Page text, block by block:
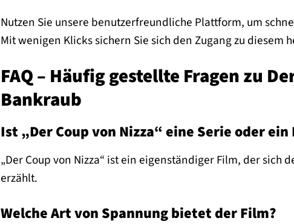
Nutzen Sie unsere benutzerfreundliche Plattform, um
Mit wenigen Klicks sichern Sie sich den Zugang zu diesem
FAQ – Häufig gestellte Fragen zu
Bankraub
Ist „Der Coup von Nizza“ eine Serie oder ein
„Der Coup von Nizza“ ist ein eigenständiger Film, der sich
erzählt.
Welche Art von Spannung bietet der Film?